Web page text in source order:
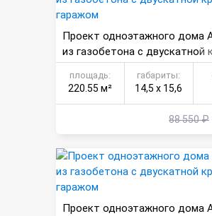
Проект одноэтажного дома
из газобетона с двускатной
гаражом
площадь:
220.55 м²
габариты:
14,5 х 15,6
88 550 ₽
Проект одноэтажного дома